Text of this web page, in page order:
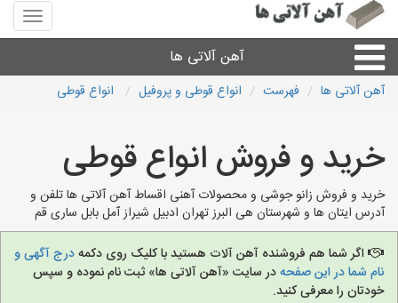
منوی
سایت
آلاتی
آهن آلاتی ها
ورق
لوله و اتصالات
سایر آهن آلات
آهن آلاتی ها فهرست انواع قوطی و پروفیل انواع قوطی
خرید و فروش انواع قوطی
خرید و فروش زانو جوشی و محصولات آهنی اقساط آهن آلاتی ها تلفن و
آدرس ایتان ها و شهرستان هی البرز تهران ادبیل شیراز آمل بابل ساری قم
اگر شما هم فروشنده آهن آلات هستید با کلیک روی دکمهدرج آگهی و
نام شما در این صفحهدر سایت «آهن آلاتی ها» ثبت نام نموده و سپس
خودتان را معرفی کنید.